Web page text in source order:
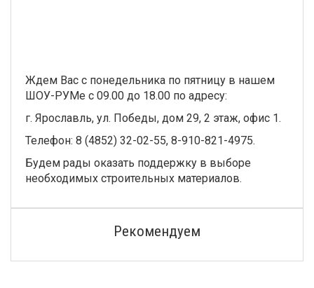
Ждем Вас с понедельника по пятницу в нашем
ШОУ-РУМе с 09.00 до 18.00 по адресу:
г. Ярославль, ул. Победы, дом 29, 2 этаж, офис 1.
Телефон: 8 (4852) 32-02-55, 8-910-821-4975.
Будем рады оказать поддержку в выборе
необходимых строительных материалов.
Рекомендуем